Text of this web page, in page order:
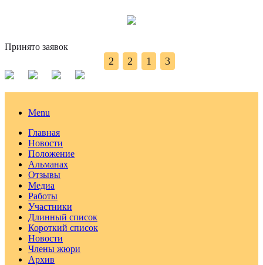
Принято заявок
2 2 1 3
Menu
Главная
Новости
Положение
Альманах
Отзывы
Медиа
Работы
Участники
Длинный список
Короткий список
Новости
Члены жюри
Архив